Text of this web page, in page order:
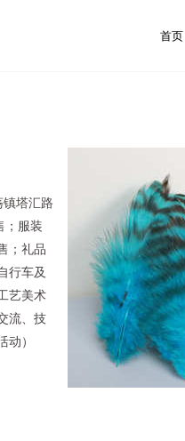
首页
塔汇路
；服装
；礼品
行车及
艺美术
流、技
）